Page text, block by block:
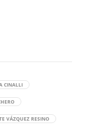
CINALLI
VÁZQUEZ RESINO